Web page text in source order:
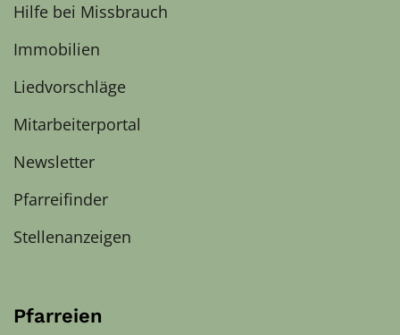
Hilfe bei Missbrauch
Immobilien
Liedvorschläge
Mitarbeiterportal
Newsletter
Pfarreifinder
Stellenanzeigen
Pfarreien